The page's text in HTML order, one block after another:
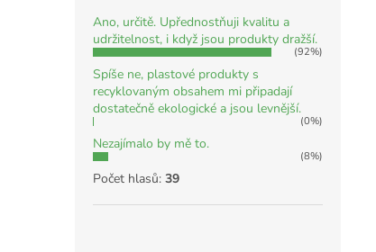
Ano, určitě. Upřednostňuji kvalitu a
udržitelnost, i když jsou produkty dražší.
(92%)
Spíše ne, plastové produkty s
recyklovaným obsahem mi připadají
dostatečně ekologické a jsou levnější.
(0%)
Nezajímalo by mě to.
(8%)
Počet hlasů: 39